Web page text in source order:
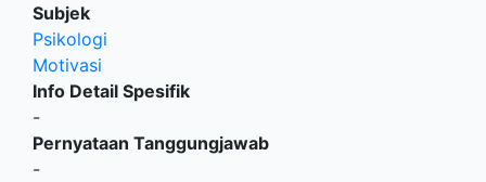
Subjek
Psikologi
Motivasi
Info Detail Spesifik
-
Pernyataan Tanggungjawab
-